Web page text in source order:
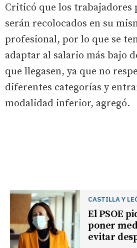
Criticó que los trabajadores
serán recolocados en su
profesional, por lo que se
adaptar al salario más bajo
que llegasen, ya que no
diferentes categorías y
modalidad inferior, agregó.
CASTILLA Y
El PSOE
poner
evitar